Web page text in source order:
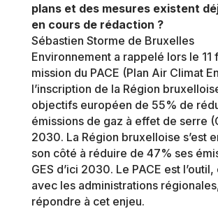
plans et des mesures existent
en cours de rédaction ?
Sébastien Storme de Bruxelles
Environnement a rappelé lors le 11
mission du PACE (Plan Air Climat
l’inscription de la Région
objectifs européen de 55% de
émissions de gaz à effet de serre
2030. La Région bruxelloise s’est
son côté à réduire de 47% ses
GES d’ici 2030. Le PACE est
avec les administrations
répondre à cet enjeu.